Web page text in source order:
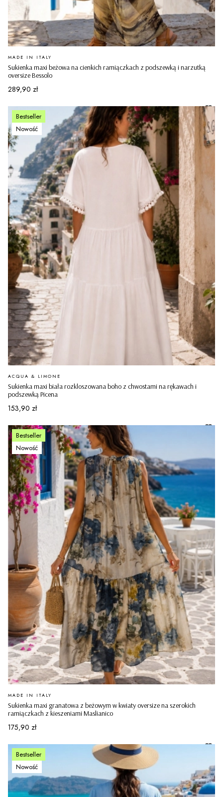
Sukienka maxi beżowa na cienkich ramiączkach z podszewką i narzutką
oversize Bessolo
PRODUCENT
MADE IN ITALY
Cena
289,90 zł
Bestseller
Nowość
Sukienka maxi biała rozkloszowana boho z chwostami na rękawach i
podszewką Picena
PRODUCENT
ACQUA & LIMONE
Cena
153,90 zł
Bestseller
Nowość
Sukienka maxi granatowa z beżowym w kwiaty oversize na szerokich
ramiączkach z kieszeniami Maslianico
PRODUCENT
MADE IN ITALY
Cena
175,90 zł
Bestseller
Nowość